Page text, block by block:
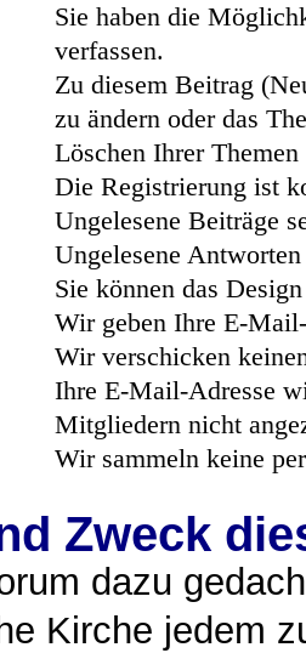
Sie haben die
verfassen.
Zu diesem Beitrag
zu ändern oder das
Löschen Ihrer
Die Registrierung ist
Ungelesene Beiträge
Ungelesene
Sie können das
Wir geben Ihre E-
Wir verschicken
Ihre E-Mail-Adresse
Mitgliedern nicht
Wir sammeln keine
Zweck
dazu
Kirche jedem